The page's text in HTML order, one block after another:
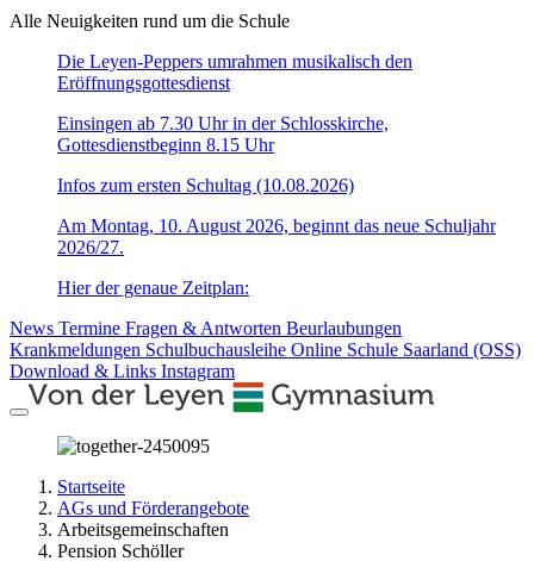
Alle Neuigkeiten rund um die Schule
Die Leyen-Peppers umrahmen musikalisch den
Eröffnungsgottesdienst
Einsingen ab 7.30 Uhr in der Schlosskirche,
Gottesdienstbeginn 8.15 Uhr
Infos zum ersten Schultag (10.08.2026)
Am Montag, 10. August 2026, beginnt das neue Schuljahr
2026/27.
Hier der genaue Zeitplan:
News Termine Fragen & Antworten Beurlaubungen
Krankmeldungen Schulbuchausleihe Online Schule Saarland (OSS)
Download & Links Instagram
Startseite
AGs und Förderangebote
Arbeitsgemeinschaften
Pension Schöller